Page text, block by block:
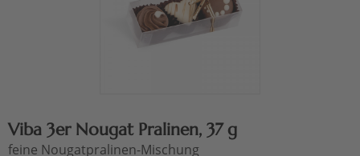
Viba 3er Nougat Pralinen, 37 g
feine Nougatpralinen-Mischung